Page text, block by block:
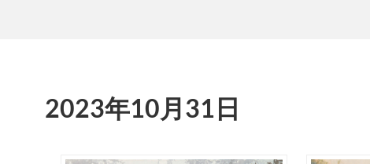
2023年10月31日